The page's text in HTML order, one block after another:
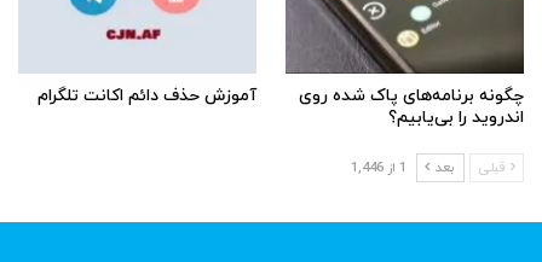
چگونه برنامه‌های پاک شده روی
اندروید را بی‌یابیم؟
آموزش حذف دائم اکانت تلگرام
قبلی بعد 1 از 1,446